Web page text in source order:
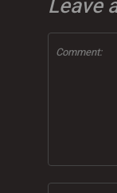
Leave